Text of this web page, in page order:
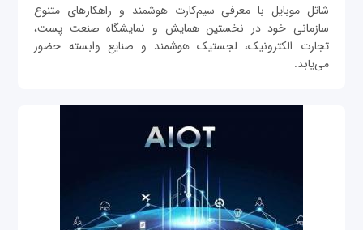
شاتل ‏‌موبایل با معرفی سیم‌‏کارت هوشمند و راهکارهای متنوع
سازمانی خود در نخستین همایش و نمایشگاه صنعت پست،
تجارت الکترونیک، لجستیک هوشمند و صنایع وابسته حضور
می‌‏یابد.